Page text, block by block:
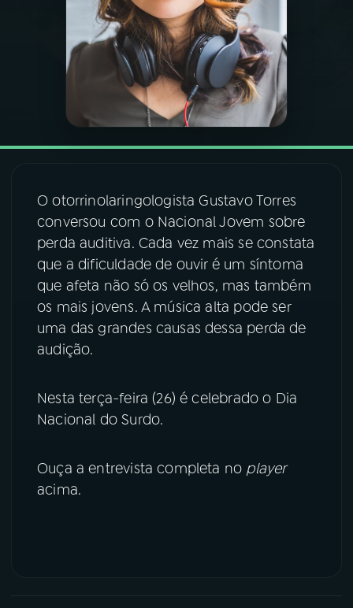
PROGRAMAÇÃO
PROGRAMAS
PODCASTS
07ÚLTIMAS
FESTIVAL DE MÚSICA
ACOMPANHE A RÁDIO NACIONAL
YouTube
Instagram X
O otorrinolaringologista Gustavo Torres
conversou com o Nacional Jovem sobre
perda auditiva. Cada vez mais se constata
que a dificuldade de ouvir é um síntoma
que afeta não só os velhos, mas também
os mais jovens. A música alta pode ser
uma das grandes causas dessa perda de
audição.
Nesta terça-feira (26) é celebrado o Dia
Nacional do Surdo.
Ouça a entrevista completa no player
acima.